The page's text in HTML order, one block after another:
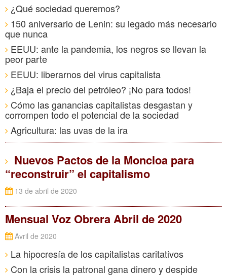
¿Qué sociedad queremos?
150 aniversario de Lenin: su legado más necesario
que nunca
EEUU: ante la pandemia, los negros se llevan la
peor parte
EEUU: liberarnos del virus capitalista
¿Baja el precio del petróleo? ¡No para todos!
Cómo las ganancias capitalistas desgastan y
corrompen todo el potencial de la sociedad
Agricultura: las uvas de la ira
Nuevos Pactos de la Moncloa para
“reconstruir” el capitalismo
13 de abril de 2020
Mensual Voz Obrera Abril de 2020
Avril de 2020
La hipocresía de los capitalistas caritativos
Con la crisis la patronal gana dinero y despide